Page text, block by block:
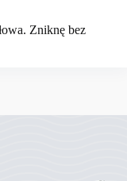
Zniknę bez